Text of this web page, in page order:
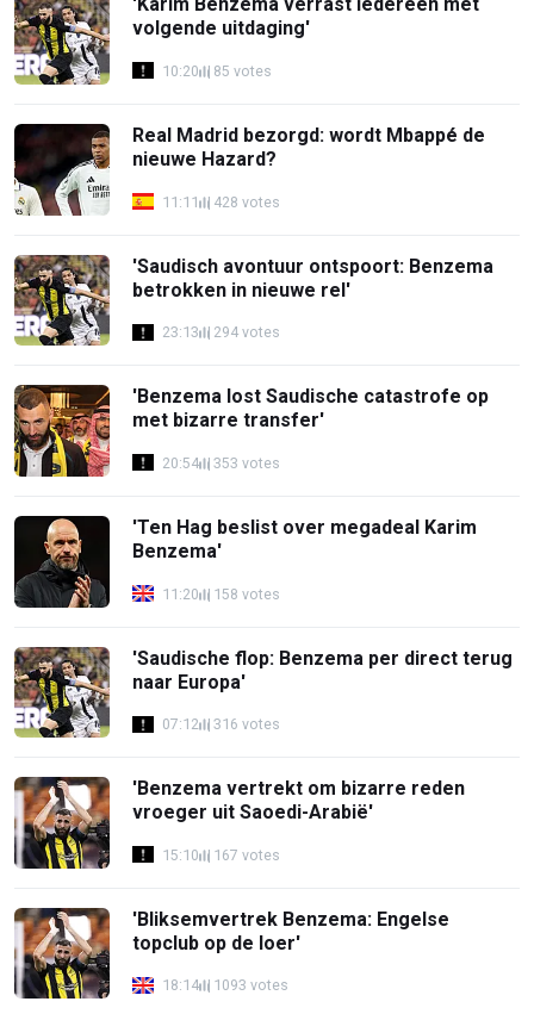
volgende uitdaging'
10:20 85 votes
Real Madrid bezorgd: wordt Mbappé de
nieuwe Hazard?
11:11 428 votes
'Saudisch avontuur ontspoort: Benzema
betrokken in nieuwe rel'
23:13 294 votes
'Benzema lost Saudische catastrofe op
met bizarre transfer'
20:54 353 votes
'Ten Hag beslist over megadeal Karim
Benzema'
11:20 158 votes
'Saudische flop: Benzema per direct terug
naar Europa'
07:12 316 votes
'Benzema vertrekt om bizarre reden
vroeger uit Saoedi-Arabië'
15:10 167 votes
'Bliksemvertrek Benzema: Engelse
topclub op de loer'
18:14 1093 votes